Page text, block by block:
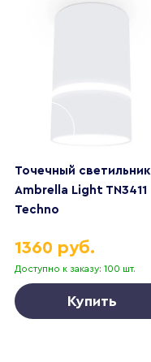
Точечный светильник
Ambrella Light TN3411
Techno
Доступно к заказу: 100 шт.
1360 руб.
Купить